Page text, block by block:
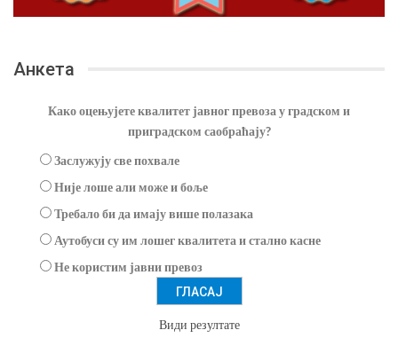
Анкета
Како оцењујете квалитет јавног превоза у градском и
приградском саобраћају?
Заслужују све похвале
Није лоше али може и боље
Требало би да имају више полазака
Аутобуси су им лошег квалитета и стално касне
Не користим јавни превоз
Види резултате